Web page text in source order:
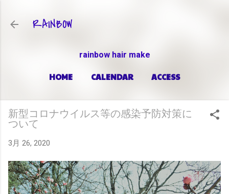
RAINBOW
rainbow hair make
HOME CALENDAR
ACCESS
PRICE
もっと見る… ABOUT
新型コロナウイルス等の感染予防対策に
ついて
3月 26, 2020